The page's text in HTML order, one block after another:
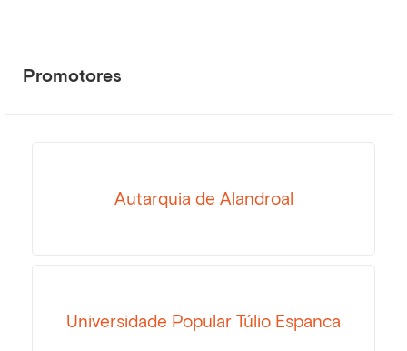
Promotores
Autarquia de Alandroal
Universidade Popular Túlio Espanca